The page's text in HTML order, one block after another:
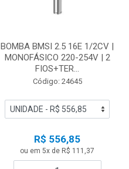
BOMBA BMSI 2.5 16E 1/2CV |
MONOFÁSICO 220-254V | 2
FIOS+TER...
Código: 24645
R$ 556,85
ou em 5x de R$ 111,37